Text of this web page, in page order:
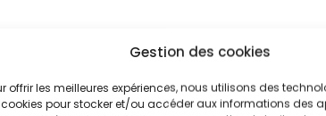
Gestion des cookies
offrir les meilleures expériences, nous utilisons des
pour stocker et/ou accéder aux informations des
détendue et sportive
fluide